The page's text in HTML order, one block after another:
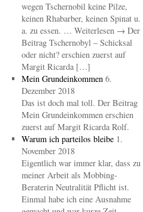
wegen Tschernobil keine Pilze,
keinen Rhabarber, keinen Spinat u.
a. zu essen. … Weiterlesen → Der
Beitrag Tschernobyl – Schicksal
oder nicht? erschien zuerst auf
Margit Ricarda […]
Mein Grundeinkommen 6.
Dezember 2018
Das ist doch mal toll. Der Beitrag
Mein Grundeinkommen erschien
zuerst auf Margit Ricarda Rolf.
Warum ich parteilos bleibe 1.
November 2018
Eigentlich war immer klar, dass zu
meiner Arbeit als Mobbing-
Beraterin Neutralität Pflicht ist.
Einmal habe ich eine Ausnahme